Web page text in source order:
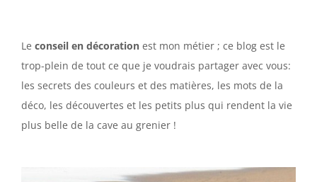
Le conseil en décoration est mon métier ; ce blog est le
trop-plein de tout ce que je voudrais partager avec vous:
les secrets des couleurs et des matières, les mots de la
déco, les découvertes et les petits plus qui rendent la vie
plus belle de la cave au grenier !